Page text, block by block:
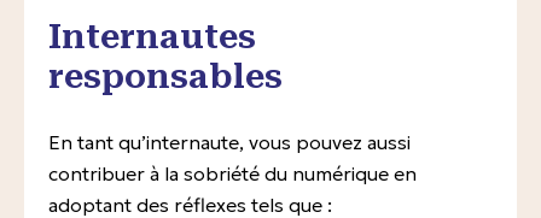
Internautes
responsables
En tant qu’internaute, vous pouvez aussi
contribuer à la sobriété du numérique en
adoptant des réflexes tels que :